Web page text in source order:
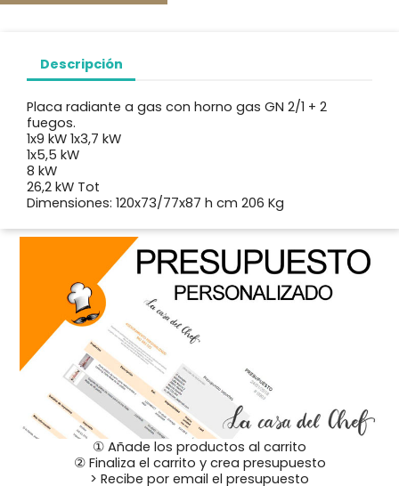
Descripción
Placa radiante a gas con horno gas GN 2/1 + 2
fuegos.
1x9 kW 1x3,7 kW
1x5,5 kW
8 kW
26,2 kW Tot
Dimensiones: 120x73/77x87 h cm 206 Kg
① Añade los productos al carrito
② Finaliza el carrito y crea presupuesto
> Recibe por email el presupuesto